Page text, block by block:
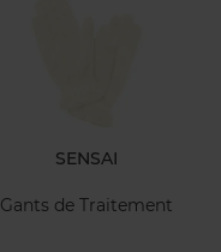
SENSAI
Gants de Traitement